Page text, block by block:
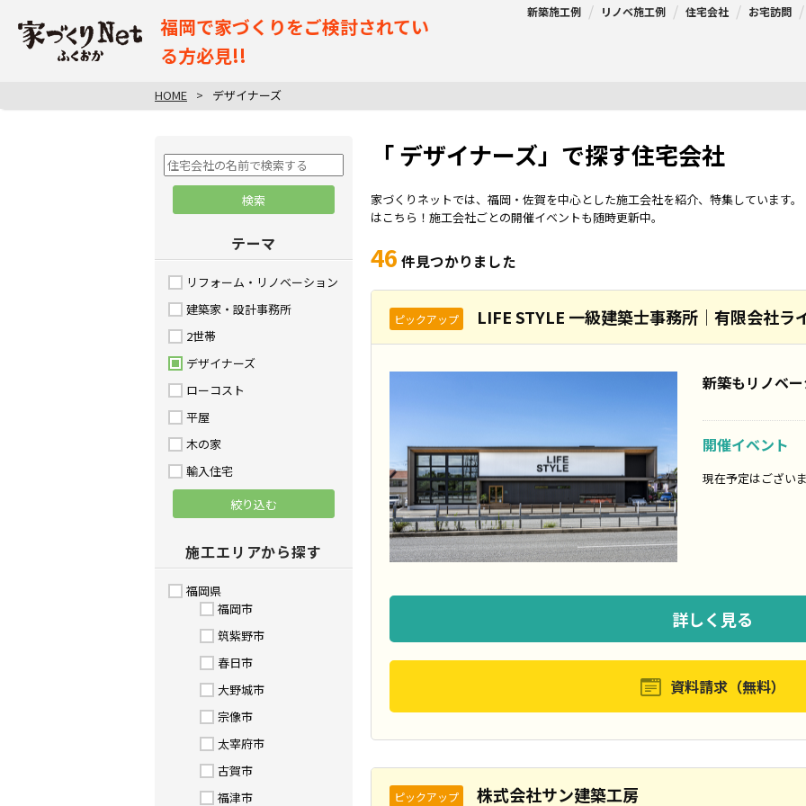
福岡で家づくりをご検討されてい
る方必見!!
新築施工例 リノベ施工例 住宅会社 お宅訪問
HOME デザイナーズ
「 デザイナーズ」で探す住宅会社
家づくりネットでは、福岡・佐賀を中心とした施工会社を紹介、特集しています。
はこちら！施工会社ごとの開催イベントも随時更新中。
46 件見つかりました
LIFE STYLE 一級建築士事務所｜有限会社ラ
ピックアップ
新築もリノベ
開催イベント
現在予定はござい
詳しく見る
資料請求（無料）
株式会社サン建築工房
ピックアップ
テーマ
リフォーム・リノベーション
建築家・設計事務所
2世帯
デザイナーズ
ローコスト
平屋
木の家
輸入住宅
施工エリアから探す
福岡県
福岡市
筑紫野市
春日市
大野城市
宗像市
太宰府市
古賀市
福津市